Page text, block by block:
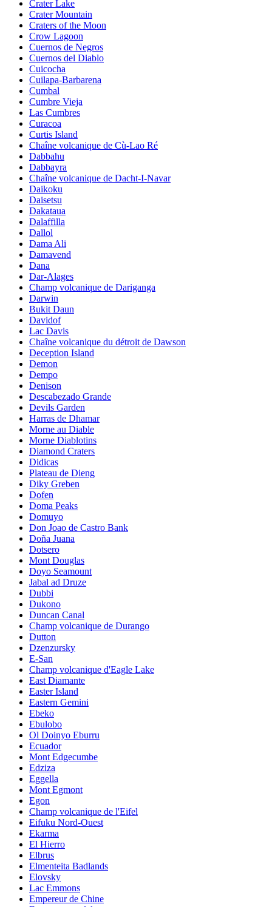
Crater Lake
Crater Mountain
Craters of the Moon
Crow Lagoon
Cuernos de Negros
Cuernos del Diablo
Cuicocha
Cuilapa-Barbarena
Cumbal
Cumbre Vieja
Las Cumbres
Curacoa
Curtis Island
Chaîne volcanique de Cù-Lao Ré
Dabbahu
Dabbayra
Chaîne volcanique de Dacht-I-Navar
Daikoku
Daisetsu
Dakataua
Dalaffilla
Dallol
Dama Ali
Damavend
Dana
Dar-Alages
Champ volcanique de Dariganga
Darwin
Bukit Daun
Davidof
Lac Davis
Chaîne volcanique du détroit de Dawson
Deception Island
Demon
Dempo
Denison
Descabezado Grande
Devils Garden
Harras de Dhamar
Morne au Diable
Morne Diablotins
Diamond Craters
Didicas
Plateau de Dieng
Diky Greben
Dofen
Doma Peaks
Domuyo
Don Joao de Castro Bank
Doña Juana
Dotsero
Mont Douglas
Doyo Seamount
Jabal ad Druze
Dubbi
Dukono
Duncan Canal
Champ volcanique de Durango
Dutton
Dzenzursky
E-San
Champ volcanique d'Eagle Lake
East Diamante
Easter Island
Eastern Gemini
Ebeko
Ebulobo
Ol Doinyo Eburru
Ecuador
Mont Edgecumbe
Edziza
Eggella
Mont Egmont
Egon
Champ volcanique de l'Eifel
Eifuku Nord-Ouest
Ekarma
El Hierro
Elbrus
Elmenteita Badlands
Elovsky
Lac Emmons
Empereur de Chine